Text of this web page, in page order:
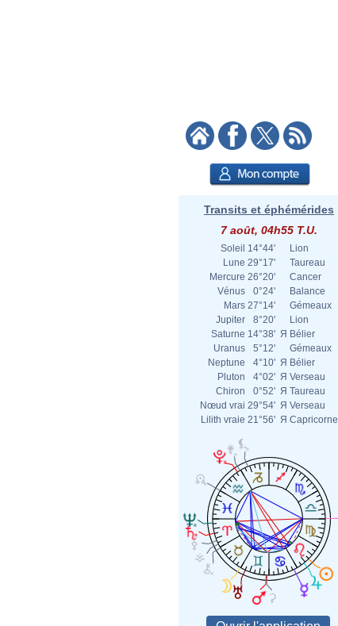
Transits et éphémérides
7 août, 04h55 T.U.
Soleil 14°44'
Lion
Lune 29°17'
Taureau
Mercure 26°20'
Cancer
Vénus
0°24'
Balance
Mars 27°14'
Gémeaux
Jupiter
8°20'
Lion
Saturne 14°38' Я Bélier
Uranus
5°12'
Gémeaux
Neptune
4°10' Я Bélier
Pluton
4°02' Я Verseau
Chiron
0°52' Я Taureau
Nœud vrai 29°54' Я Verseau
Lilith vraie 21°56' Я Capricorne